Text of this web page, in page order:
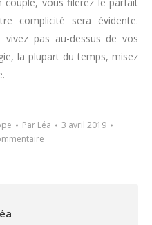
complicité sera évidente.
vivez pas au-dessus de vos
la plupart du temps, misez
Par Léa
3 avril 2019